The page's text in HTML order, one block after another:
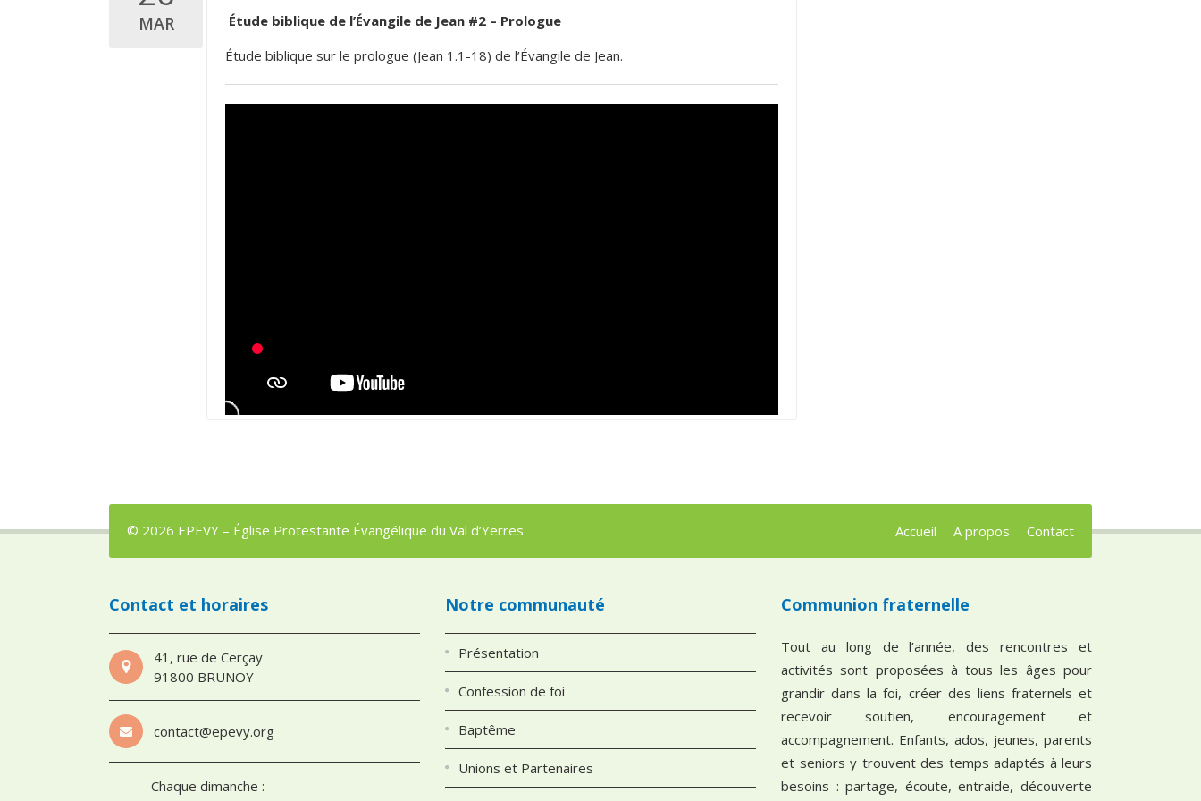
MAR
Étude biblique de l’Évangile de Jean #2 – Prologue
Étude biblique sur le prologue (Jean 1.1-18) de l’Évangile de Jean.
© 2026 EPEVY – Église Protestante Évangélique du Val d’Yerres Accueil A propos Contact
Contact et horaires
41, rue de Cerçay
91800 BRUNOY
contact@epevy.org
Chaque dimanche :
Notre communauté
Présentation
Confession de foi
Baptême
Unions et Partenaires
Communion fraternelle
Tout au long de l’année, des rencontres et
activités sont proposées à tous les âges pour
grandir dans la foi, créer des liens fraternels et
recevoir soutien, encouragement et
accompagnement. Enfants, ados, jeunes, parents
et seniors y trouvent des temps adaptés à leurs
besoins : partage, écoute, entraide, découverte